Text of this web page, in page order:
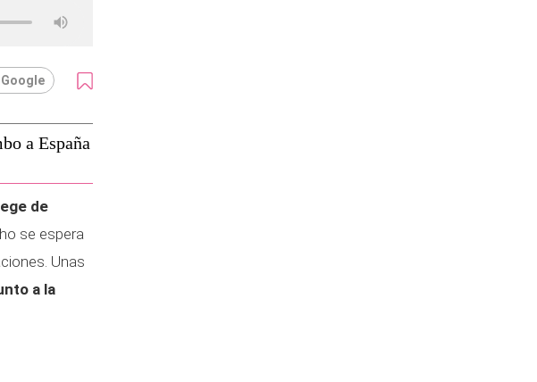
a España
de
se espera
Unas
a la